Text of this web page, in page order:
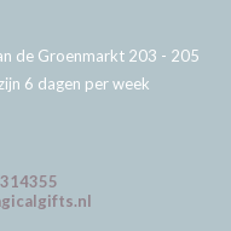
de Groenmarkt 203 - 205
6 dagen per week